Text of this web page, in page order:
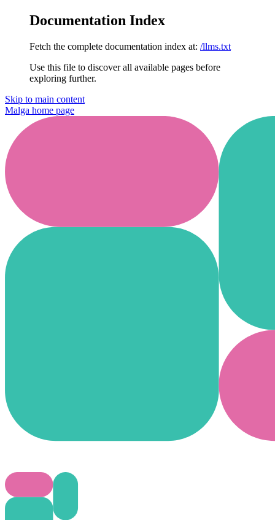
Documentation Index
Fetch the complete documentation index at: /llms.txt
Use this file to discover all available pages before
exploring further.
Skip to main content
Malga home page